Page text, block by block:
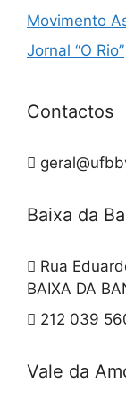
Movimento
Jornal “O Rio”
Contactos
Baixa da
Rua
BAIXA DA
212 039
Vale da